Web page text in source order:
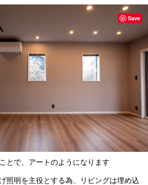
とで、アートのようになります
照明を主役とする為、リビングは埋め込
Save